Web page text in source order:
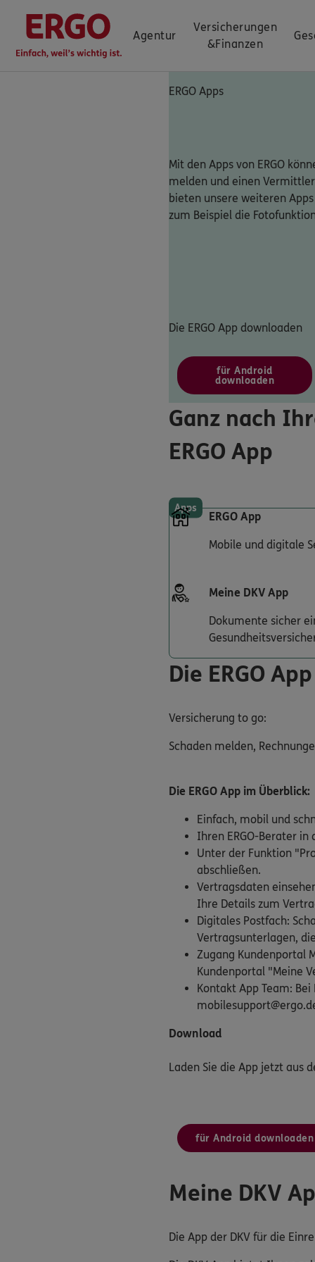
Agentur
Versicherungen
&Finanzen
ERGO Apps
Mit den Apps von ERGO
melden und einen
bieten unsere weiteren
zum Beispiel die
Die ERGO App downloaden
für Android
downloaden
Ganz nach
ERGO App
Apps
ERGO App
Mobile und digitale
Meine DKV App
Dokumente sicher
Die ERGO App
Versicherung to go:
Schaden melden,
Die ERGO App im Überblick:
Einfach, mobil und
Ihren ERGO-Berater
Unter der Funktion
abschließen.
Vertragsdaten
Ihre Details zum
Digitales Postfach:
Vertragsunterlagen,
Zugang Kundenportal
Kundenportal "Meine
Kontakt App Team:
Download
Laden Sie die App jetzt aus
für Android downloaden
Meine DKV
Die App der DKV für die